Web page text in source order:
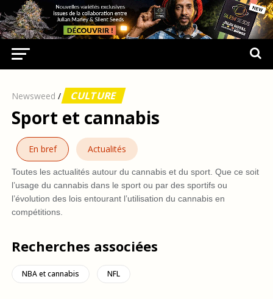
Newsweed / CULTURE
Sport et cannabis
En bref Actualités
Toutes les actualités autour du cannabis et du sport. Que ce soit
l’usage du cannabis dans le sport ou par des sportifs ou
l’évolution des lois entourant l’utilisation du cannabis en
compétitions.
Recherches associées
NBA et cannabis NFL